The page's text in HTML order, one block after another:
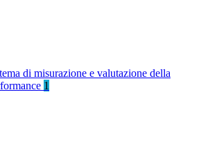
di misurazione e valutazione della
1